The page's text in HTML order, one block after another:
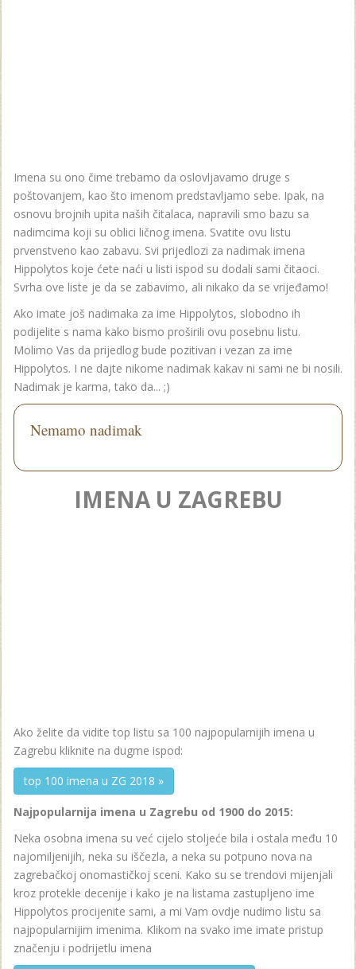
Imena su ono čime trebamo da oslovljavamo druge s
poštovanjem, kao što imenom predstavljamo sebe. Ipak, na
osnovu brojnih upita naših čitalaca, napravili smo bazu sa
nadimcima koji su oblici ličnog imena. Svatite ovu listu
prvenstveno kao zabavu. Svi prijedlozi za nadimak imena
Hippolytos koje ćete naći u listi ispod su dodali sami čitaoci.
Svrha ove liste je da se zabavimo, ali nikako da se vrijeđamo!
Ako imate još nadimaka za ime Hippolytos, slobodno ih
podijelite s nama kako bismo proširili ovu posebnu listu.
Molimo Vas da prijedlog bude pozitivan i vezan za ime
Hippolytos. I ne dajte nikome nadimak kakav ni sami ne bi nosili.
Nadimak je karma, tako da... ;)
Nemamo nadimak
IMENA U ZAGREBU
Ako želite da vidite top listu sa 100 najpopularnijih imena u
Zagrebu kliknite na dugme ispod:
top 100 imena u ZG 2018 »
Najpopularnija imena u Zagrebu od 1900 do 2015:
Neka osobna imena su već cijelo stoljeće bila i ostala među 10
najomiljenijih, neka su iščezla, a neka su potpuno nova na
zagrebačkoj onomastičkoj sceni. Kako su se trendovi mijenjali
kroz protekle decenije i kako je na listama zastupljeno ime
Hippolytos procijenite sami, a mi Vam ovdje nudimo listu sa
najpopularnijim imenima. Klikom na svako ime imate pristup
značenju i podrijetlu imena